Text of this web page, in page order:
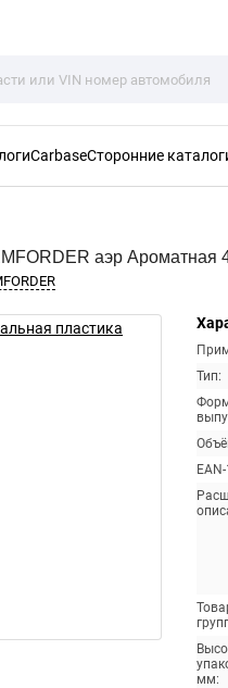
CarbaseСторонние
аэр Ароматная
Тип:
мм: